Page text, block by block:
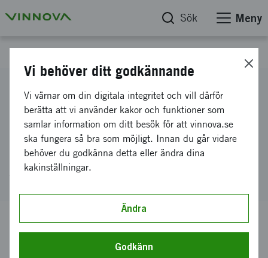
Sök Meny
Life science - vad Vinnova gör
Uppdaterad: 5 december 2017 | Publicerad: 20 februari 2017
En film som ger en inblick i vad Vinnova
arbetar med inom området life science.
För att vara mer anonym har du har valt att stänga av
Vi behöver ditt godkännande
Vi värnar om din digitala integritet och vill därför
berätta att vi använder kakor och funktioner som
samlar information om ditt besök för att vinnova.se
ska fungera så bra som möjligt. Innan du går vidare
behöver du godkänna detta eller ändra dina
kakinställningar.
Ändra
Godkänn